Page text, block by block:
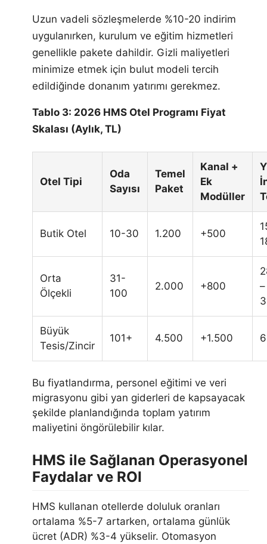
Uzun vadeli sözleşmelerde %10-20 indirim
uygulanırken, kurulum ve eğitim hizmetleri
genellikle pakete dahildir. Gizli maliyetleri
minimize etmek için bulut modeli tercih
edildiğinde donanım yatırımı gerekmez.
Tablo 3: 2026 HMS Otel Programı Fiyat
Skalası (Aylık, TL)
Otel Tipi
Oda
Sayısı
Temel
Paket
Kanal +
Ek
Modüller
Butik Otel 10-30 1.200 +500
Orta
Ölçekli
31-
100
2.000 +800
–
Büyük
Tesis/Zincir
101+ 4.500 +1.500
Bu fiyatlandırma, personel eğitimi ve veri
migrasyonu gibi yan giderleri de kapsayacak
şekilde planlandığında toplam yatırım
maliyetini öngörülebilir kılar.
HMS ile Sağlanan Operasyonel
Faydalar ve ROI
HMS kullanan otellerde doluluk oranları
ortalama %5-7 artarken, ortalama günlük
ücret (ADR) %3-4 yükselir. Otomasyon